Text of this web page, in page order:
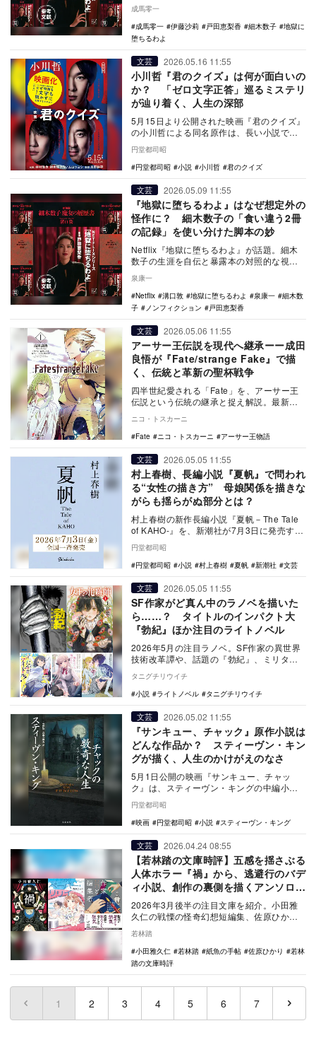
（…
成馬零一
成馬零一
伊藤沙莉 戸田恵梨香 細木数子
地獄に
堕ちるわよ
文芸 2026.05.16 11:55
小川哲『君のクイズ』は何が面白いの
か？ 「ゼロ文字正答」巡るミステリ
が辿り着く、人生の深部
5月15日より公開された映画『君のクイズ』
の小川哲による同名原作は、長い小説では
ズを解くと…
円堂都司昭
円堂都司昭
小説 小川哲 君のクイズ
文芸 2026.05.09 11:55
『地獄に堕ちるわよ』はなぜ想定外の
怪作に？ 細木数子の「食い違う2冊
の記録」を使い分けた脚本の妙
Netflix『地獄に堕ちるわよ』が話題。細木
数子の生涯を自伝と暴露本の対照的な視点
せめぎ…
泉康一
Netflix
溝口敦 地獄に堕ちるわよ 泉康一
細木数
子
ノンフィクション 戸田恵梨香
文芸 2026.05.06 11:55
アーサー王伝説を現代へ継承ーー成田
良悟が『Fate/strange Fake』で描
く、伝統と革新の聖杯戦争
四半世紀愛される「Fate」を、アーサー王
伝説という伝統の継承と捉え解説。最新作
ニコ・トスカーニ
Fate
ニコ・トスカーニ アーサー王物語
文芸 2026.05.05 11:55
村上春樹、長編小説『夏帆』で問われ
る“女性の描き方” 母娘関係を描きな
がらも揺らがぬ部分とは？
村上春樹の新作長編小説『夏帆－The Tale
of KAHO-』を、新潮社が7月3日に発売する
円堂都司昭
円堂都司昭
小説 村上春樹 夏帆 新潮社 文芸
文芸 2026.05.05 11:55
SF作家がど真ん中のラノベを描いた
ら……？ タイトルのインパクト大
『勃紀』ほか注目のライトノベル
2026年5月の注目ラノベ。SF作家の異世界
技術改革譚や、話題の『勃紀』、ミリタリ
作ま…
タニグチリウイチ
小説
ライトノベル タニグチリウイチ
文芸 2026.05.02 11:55
『サンキュー、チャック』原作小説は
どんな作品か？ スティーヴン・キン
グが描く、人生のかけがえのなさ
5月1日公開の映画『サンキュー、チャッ
ク』は、スティーヴン・キングの中編小説
る。大地震など…
円堂都司昭
映画
円堂都司昭 小説 スティーヴン・キング
文芸 2026.04.24 08:55
【若林踏の文庫時評】五感を揺さぶる
人体ホラー『禍』から、逃避行のバデ
ィ小説、創作の裏側を描くアンソロジ
ーまで
2026年3月後半の注目文庫を紹介。小田雅
久仁の戦慄の怪奇幻想短編集、佐原ひかり
裏に迫るア…
若林踏
小田雅久仁
若林踏 紙魚の手帖 佐原ひかり
若林
踏の文庫時評
1 (current)
2 3 4 5 6 7